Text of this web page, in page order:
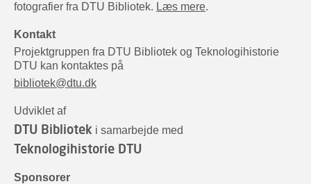
fotografier fra DTU Bibliotek. Læs mere.
Kontakt
Projektgruppen fra DTU Bibliotek og Teknologihistorie
DTU kan kontaktes på
bibliotek@dtu.dk
Udviklet af
DTU Bibliotek i samarbejde med
Teknologihistorie DTU
Sponsorer